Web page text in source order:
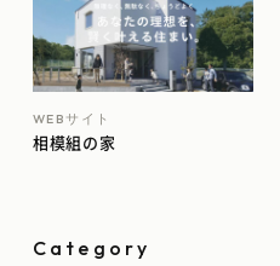
WEBサイト
相模組の家
Category